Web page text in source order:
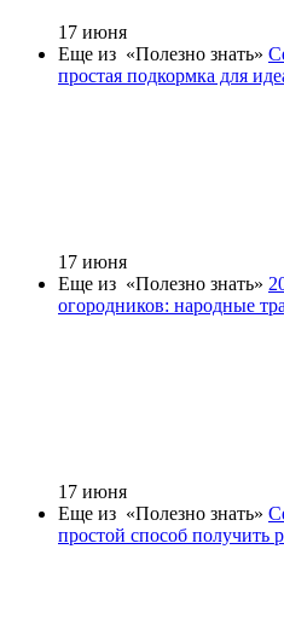
17 июня
Еще из «Полезно знать»
простая подкормка для
17 июня
Еще из «Полезно знать»
огородников: народные
17 июня
Еще из «Полезно знать»
простой способ получить